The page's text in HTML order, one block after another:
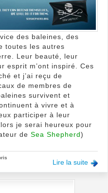
des baleines, des
toutes les autres
Leur beauté, leur
esprit m’ont inspiré. Ces
et j’ai reçu de
de membres de
survivent et
à vivre et à
participer à leur
je serai heureux pour
de Sea Shepherd)
Lire la suite